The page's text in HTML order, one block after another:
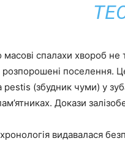
масові спалахи хвороб
поселення.
(збудник чуми) у
Докази
видавалася